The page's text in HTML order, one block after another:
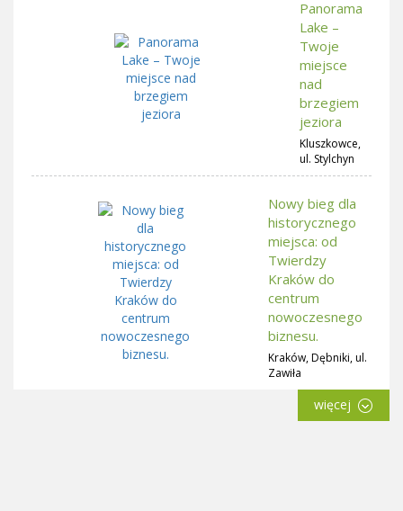
Panorama
Lake –
Twoje
miejsce
nad
brzegiem
jeziora
Kluszkowce,
ul. Stylchyn
Nowy bieg dla
historycznego
miejsca: od
Twierdzy
Kraków do
centrum
nowoczesnego
biznesu.
Kraków, Dębniki, ul.
Zawiła
więcej